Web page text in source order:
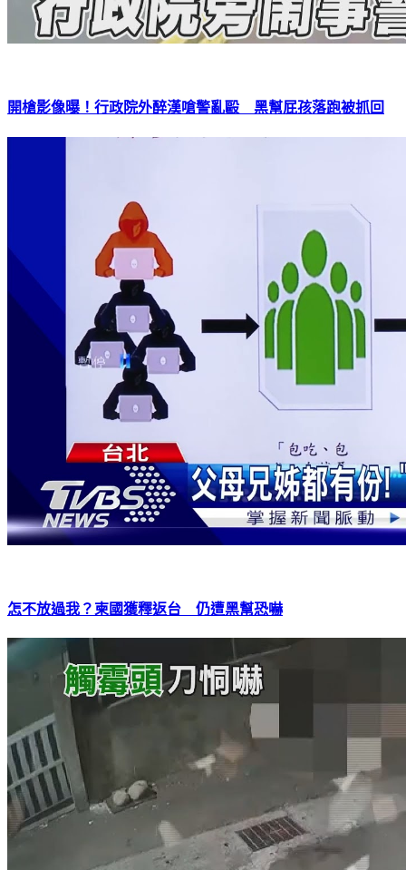
開槍影像曝！行政院外醉漢嗆警亂毆 黑幫屁孩落跑被抓回
怎不放過我？柬國獲釋返台 仍遭黑幫恐嚇